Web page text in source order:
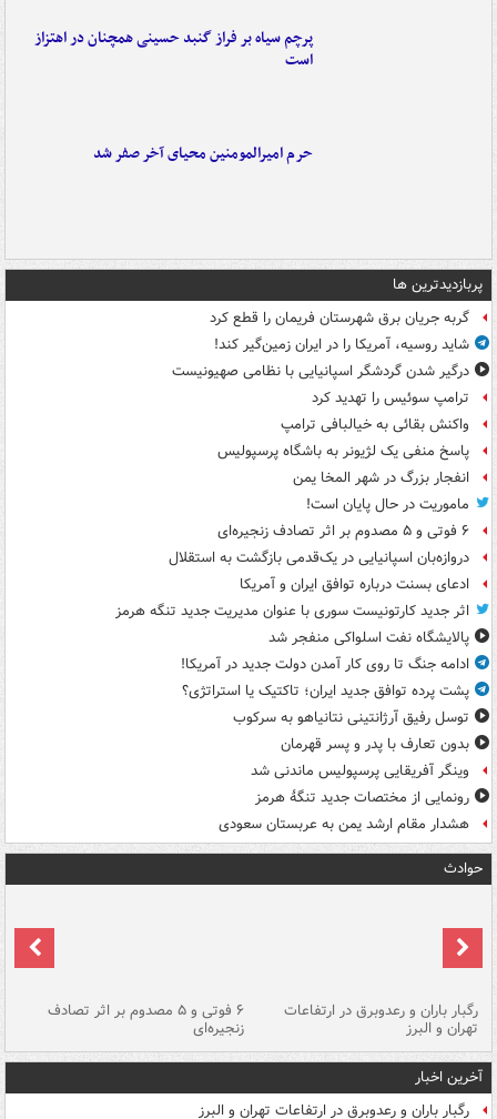
پرچم سیاه بر فراز گنبد حسینی همچنان در اهتزاز
است
حرم امیرالمومنین محیای آخر صفر شد
پربازدیدترین ها
گربه جریان برق شهرستان فریمان را قطع کرد
شاید روسیه، آمریکا را در ایران زمین‌گیر کند!
درگیر شدن گردشگر اسپانیایی با نظامی صهیونیست
ترامپ سوئیس را تهدید کرد
واکنش بقائی به خیالبافی ترامپ
پاسخ منفی یک لژیونر به باشگاه پرسپولیس
انفجار بزرگ در شهر المخا یمن
ماموریت در حال پایان است!
۶ فوتی و ۵ مصدوم بر اثر تصادف زنجیره‌ای
دروازه‌بان اسپانیایی در یک‌قدمی بازگشت به استقلال
ادعای بسنت درباره توافق ایران و آمریکا
اثر جدید کارتونیست سوری با عنوان مدیریت جدید تنگه هرمز
پالایشگاه نفت اسلواکی منفجر شد
ادامه جنگ تا روی کار آمدن دولت جدید در آمریکا!
پشت پرده توافق جدید ایران؛ تاکتیک یا استراتژی؟
توسل رفیق آرژانتینی نتانیاهو به سرکوب
بدون تعارف با پدر و پسر قهرمان
وینگر آفریقایی پرسپولیس ماندنی شد
رونمایی از مختصات جدید تنگۀ هرمز
هشدار مقام ارشد یمن به عربستان سعودی
حوادث
رگبار باران و رعدوبرق در ارتفاعات
تهران و البرز
۶ فوتی و ۵ مصدوم بر اثر تصادف
زنجیره‌ای
آخرین اخبار
رگبار باران و رعدوبرق در ارتفاعات تهران و البرز